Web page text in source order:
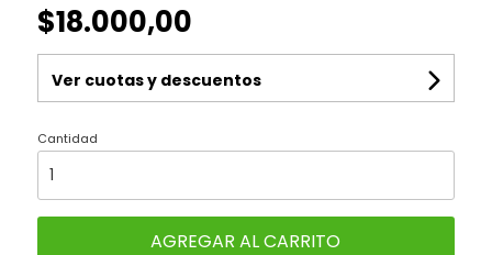
$18.000,00
Ver cuotas y descuentos
Cantidad
AGREGAR AL CARRITO